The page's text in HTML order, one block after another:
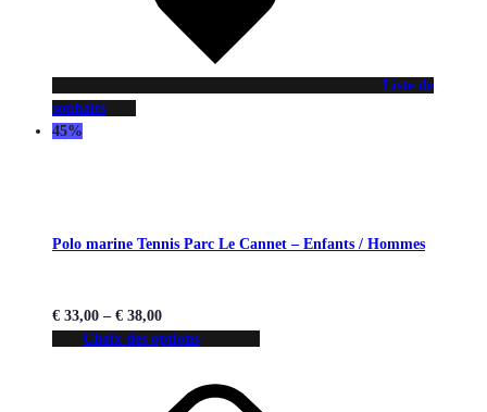
Liste de
souhaits
45%
Polo marine Tennis Parc Le Cannet – Enfants / Hommes
€ 33,00 – € 38,00
Choix des options